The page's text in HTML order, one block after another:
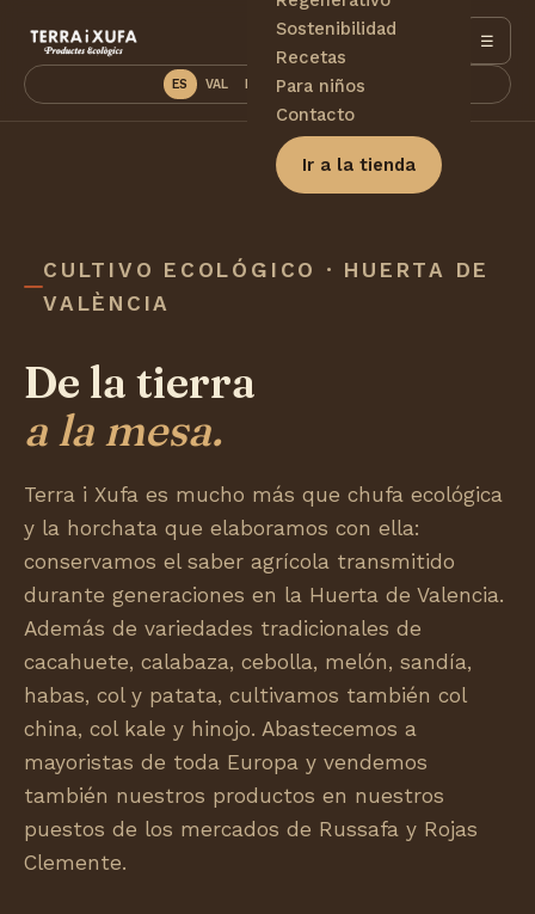
Sostenibilidad
Recetas
Para niños
Contacto
Ir a la tienda
ES VAL EN DE PT FR
☰
CULTIVO ECOLÓGICO · HUERTA DE
VALÈNCIA
De la tierra
a la mesa.
Terra i Xufa es mucho más que chufa ecológica
y la horchata que elaboramos con ella:
conservamos el saber agrícola transmitido
durante generaciones en la Huerta de Valencia.
Además de variedades tradicionales de
cacahuete, calabaza, cebolla, melón, sandía,
habas, col y patata, cultivamos también col
china, col kale y hinojo. Abastecemos a
mayoristas de toda Europa y vendemos
también nuestros productos en nuestros
puestos de los mercados de Russafa y Rojas
Clemente.